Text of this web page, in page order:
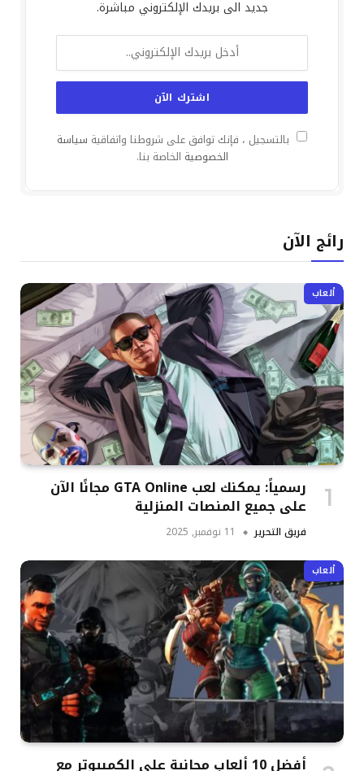
جديد الى بريدك الإلكتروني مباشرة.
بالتسجيل ، فإنك توافق على شروطنا واتفاقية سياسة
الخصوصية الخاصة بنا.
رائج الآن
ألعاب
رسمياً: يمكنك لعب GTA Online مجانًا الآن
على جميع المنصات المنزلية
فريق التحرير 11 نوفمبر, 2025
ألعاب
أفضل 10 ألعاب مجانية على الكمبيوتر مع